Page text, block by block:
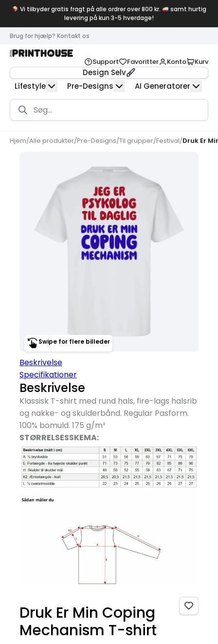
Vi tilbyder gratis fragt på alle ordrer over 800 kr.
samt hurtig
levering på kun 3-5 hverdage!
Brug for hjælp? Kontakt os
Support Favoritter Konto Kurv
Design Selv
Lifestyle
Pre-Designs AI Generatorer
Products
search
Hjem/Alle produkter/Pre-Designs/Til grupper/Festival/Druk Er
Swipe for flere billeder
Beskrivelse
Specifikationer
Beskrivelse
Klassisk T-shirt med rund hals, fire-lags halsrib
og nakke- og skulderbånd. Regular Pasform.
100% bomuld. 175 g/m²
STØRRELSESSKEMA:
Druk Er Min Coping
Mechanism T-shirt